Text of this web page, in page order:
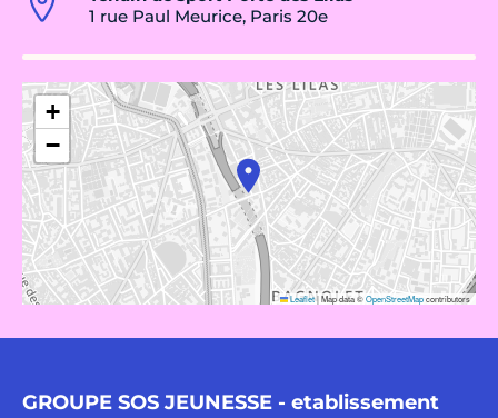
1 rue Paul Meurice, Paris 20e
+
−
Leaflet|Map data ©OpenStreetMapcontributors
GROUPE SOS JEUNESSE - etablissement